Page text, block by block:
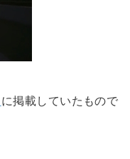
に掲載していたもので